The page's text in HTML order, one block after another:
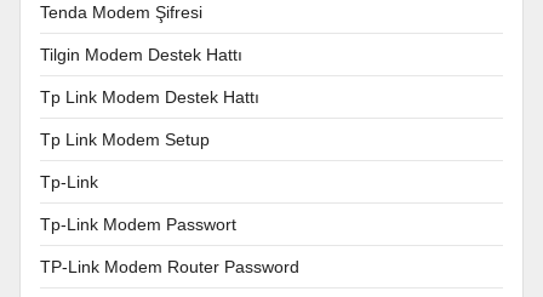
Tenda Modem Şifresi
Tilgin Modem Destek Hattı
Tp Link Modem Destek Hattı
Tp Link Modem Setup
Tp-Link
Tp-Link Modem Passwort
TP-Link Modem Router Password